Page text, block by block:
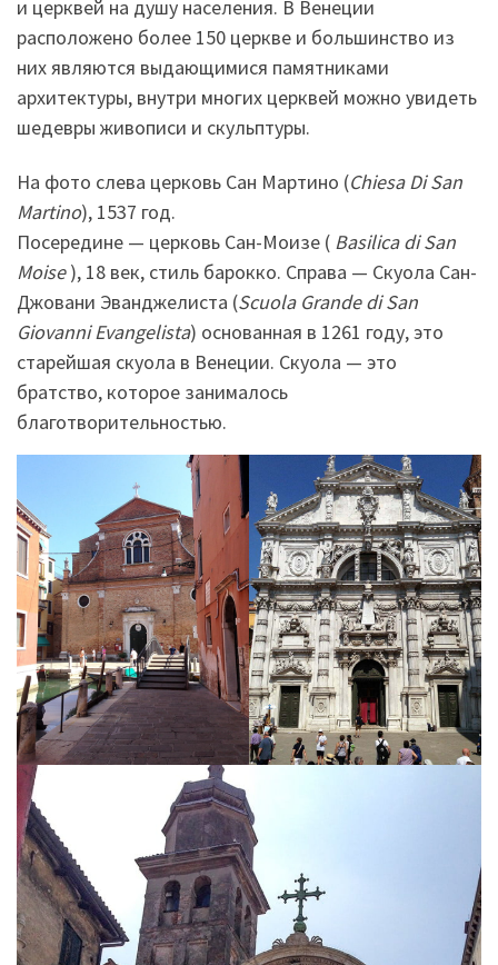
и церквей на душу населения. В Венеции
расположено более 150 церкве и большинство из
них являются выдающимися памятниками
архитектуры, внутри многих церквей можно увидеть
шедевры живописи и скульптуры.
На фото слева церковь Сан Мартино (Chiesa Di San
Martino), 1537 год.
Посередине — церковь Сан-Моизе ( Basilica di San
Moise), 18 век, стиль барокко. Справа — Скуола Сан-
Джовани Эванджелиста (Scuola Grande di San
Giovanni Evangelista) основанная в 1261 году, это
старейшая скуола в Венеции. Скуола — это
братство, которое занималось
благотворительностью.